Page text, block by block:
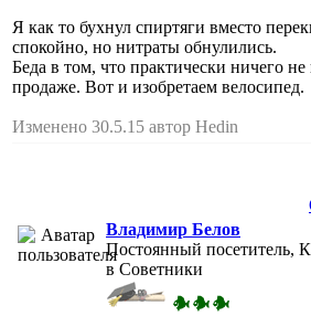
Я как то бухнул спиртяги вместо
спокойно, но нитраты обнулились.
Беда в том, что практически ничего
продаже. Вот и изобретаем велосипед.
Изменено 30.5.15 автор Hedin
Владимир Белов
Постоянный посетитель,
в Советники